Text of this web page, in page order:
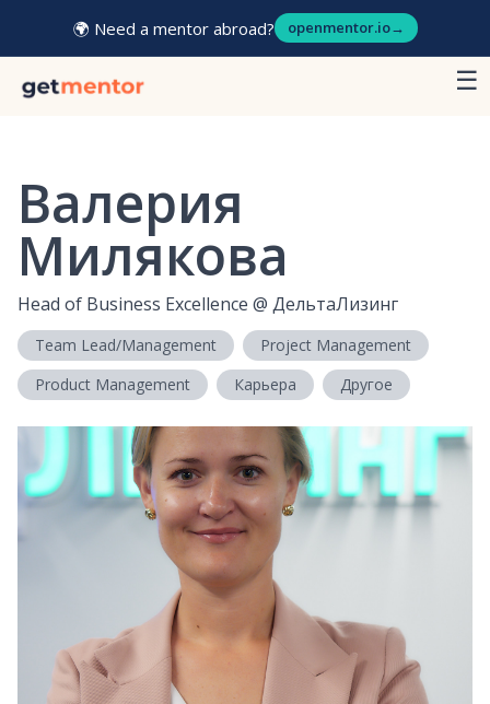
🌍 Need a mentor abroad? openmentor.io→
☰
Валерия
Милякова
Head of Business Excellence @ ДельтаЛизинг
Team Lead/Management
Project Management
Product Management
Карьера Другое